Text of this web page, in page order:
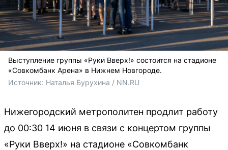
Выступление группы «Руки Вверх!» состоится на стадионе
«Совкомбанк Арена» в Нижнем Новгороде.
Источник: Наталья Бурухина / NN.RU
Нижегородский метрополитен продлит работу
до 00:30 14 июня в связи с концертом группы
«Руки Вверх!» на стадионе «Совкомбанк